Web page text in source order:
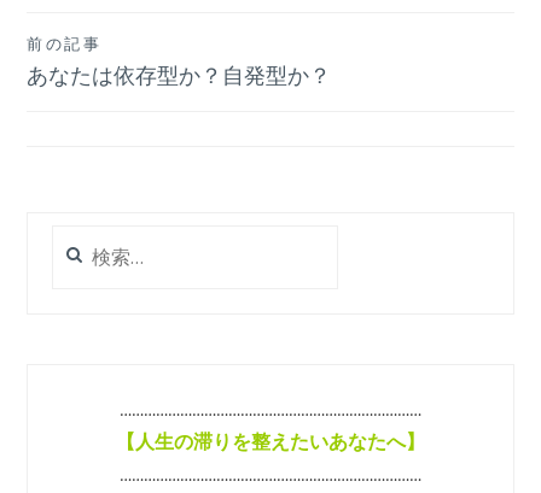
投
稿
前の記事
あなたは依存型か？自発型か？
索:
…………………………………………………………………
【人生の滞りを整えたいあなたへ】
…………………………………………………………………